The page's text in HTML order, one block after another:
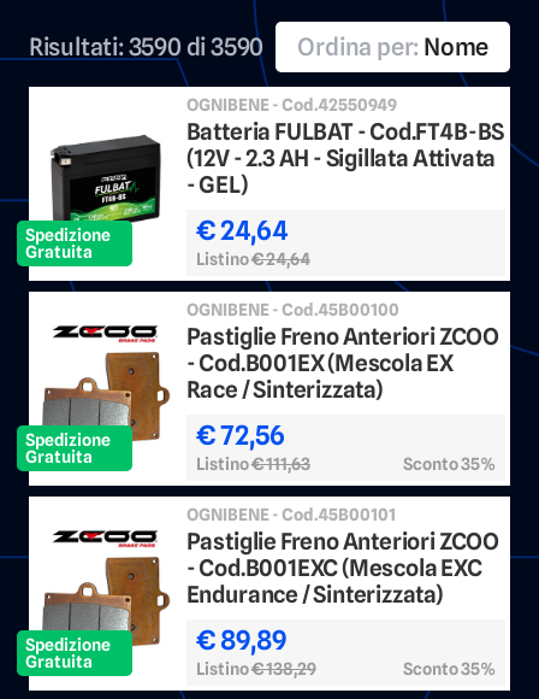
Ordina per: Nome
Risultati:3590 di 3590
Spedizione
Gratuita
OGNIBENE - Cod.42550949
Batteria FULBAT - Cod.FT4B-BS
(12V - 2.3 AH - Sigillata Attivata
- GEL)
€ 24,64
Listino€ 24,64
Spedizione
Gratuita
OGNIBENE - Cod.45B00100
Pastiglie Freno Anteriori ZCOO
- Cod.B001EX (Mescola EX
Race / Sinterizzata)
€ 72,56
Listino€ 111,63 Sconto 35%
Spedizione
Gratuita
OGNIBENE - Cod.45B00101
Pastiglie Freno Anteriori ZCOO
- Cod.B001EXC (Mescola EXC
Endurance / Sinterizzata)
€ 89,89
Listino€ 138,29 Sconto 35%